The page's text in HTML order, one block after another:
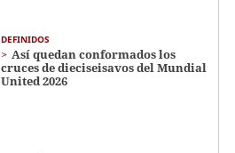
DEFINIDOS
Así quedan conformados los
cruces de dieciseisavos del Mundial
United 2026